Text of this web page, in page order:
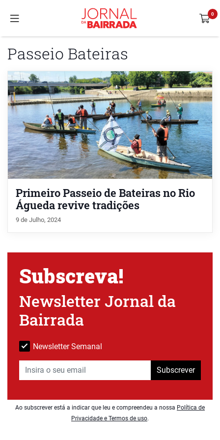
Passeio Bateiras
Primeiro Passeio de Bateiras no Rio
Águeda revive tradições
9 de Julho, 2024
Subscreva!
Newsletter Jornal da
Bairrada
Newsletter Semanal
Subscrever
Ao subscrever está a indicar que leu e compreendeu a nossa Política de
Privacidade e Termos de uso.